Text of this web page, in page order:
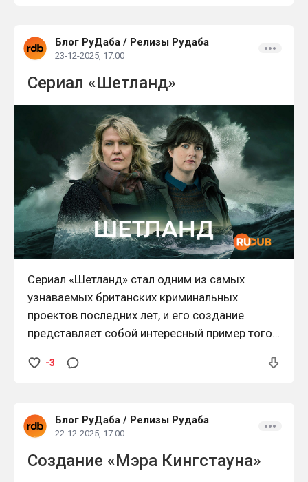
Адаптация такого произведения требовала
тонкого баланса между визуальным
Блог РуДаба / Релизы Рудаба
23-12-2025, 17:00
Сериал «Шетланд»
Сериал «Шетланд» стал одним из самых
узнаваемых британских криминальных
проектов последних лет, и его создание
представляет собой интересный пример того,
основа могут перерасти в международный
истории, способные подчеркнуть
уникальность удалённых регионов Британии.
Источником
-3
Блог РуДаба / Релизы Рудаба
22-12-2025, 17:00
Создание «Мэра Кингстауна»